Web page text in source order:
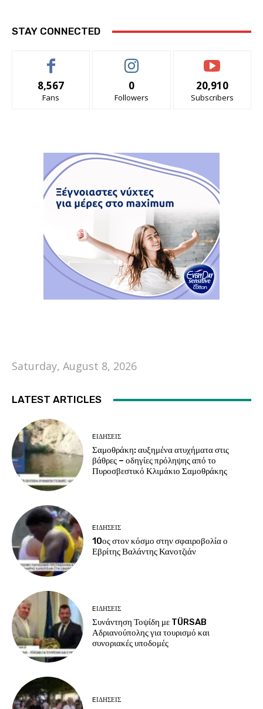
STAY CONNECTED
8,567
Fans
0
Followers
20,910
Subscribers
Saturday, August 8, 2026
LATEST ARTICLES
EΙΔΗΣΕΙΣ
Σαμοθράκη: αυξημένα ατυχήματα στις
βάθρες – οδηγίες πρόληψης από το
Πυροσβεστικό Κλιμάκιο Σαμοθράκης
EΙΔΗΣΕΙΣ
10ος στον κόσμο στην σφαιροβολία ο
Εβρίτης Βαλάντης Κανοτζιάν
EΙΔΗΣΕΙΣ
Συνάντηση Τοψίδη με TÜRSAB
Αδριανούπολης για τουρισμό και
συνοριακές υποδομές
EΙΔΗΣΕΙΣ